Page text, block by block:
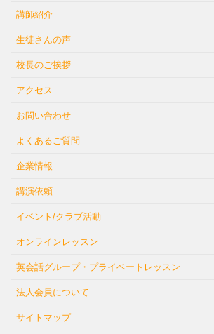
講師紹介
生徒さんの声
校長のご挨拶
アクセス
お問い合わせ
よくあるご質問
企業情報
講演依頼
イベント/クラブ活動
オンラインレッスン
英会話グループ・プライベートレッスン
法人会員について
サイトマップ